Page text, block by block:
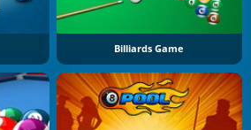
Billiards Game